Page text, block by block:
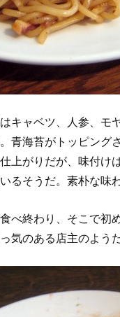
キャベツ、人参、モ
青海苔がトッピング
上がりだが、味付
るそうだ。素朴な味
べ終わり、そこで初
気のある店主のようだ